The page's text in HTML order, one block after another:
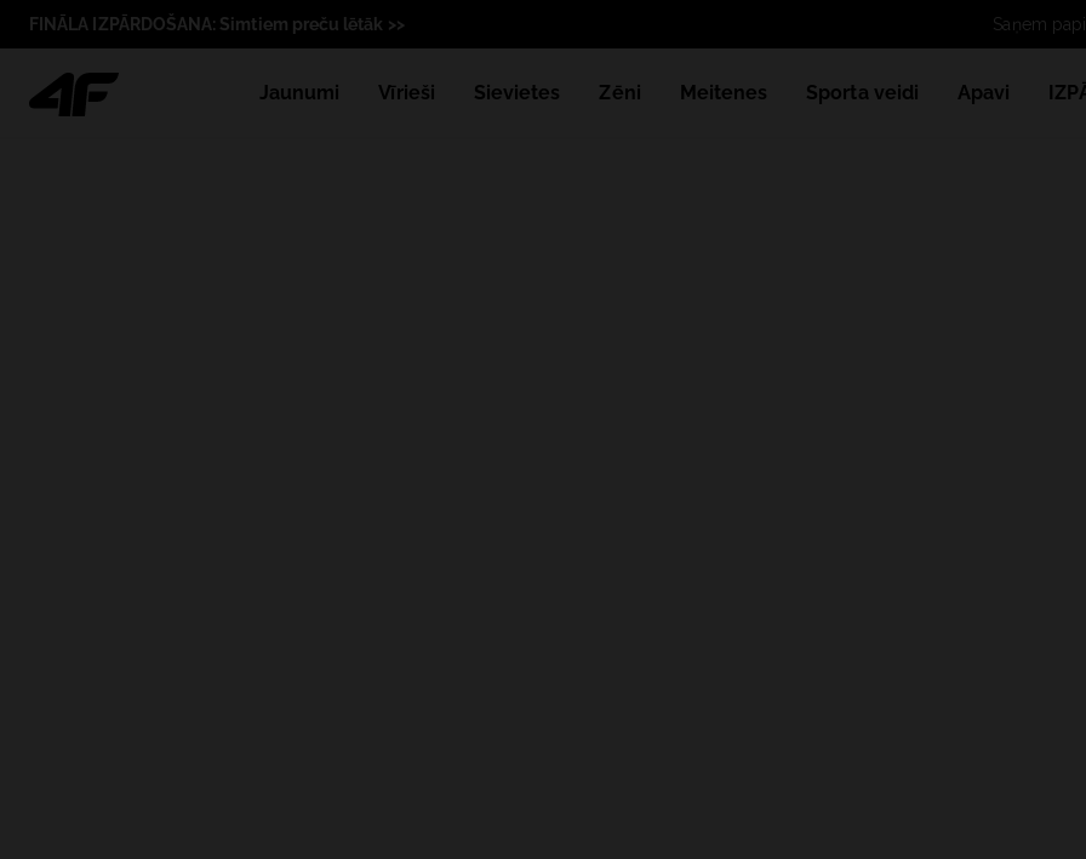
FINĀLA IZPĀRDOŠANA: Simtiem preču lētāk >>
Jaunumi Vīrieši Sievietes Zēni Meitenes Sporta veidi Apavi